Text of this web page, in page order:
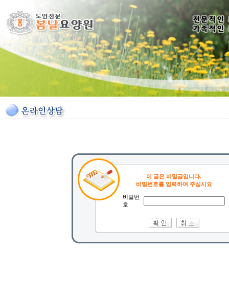
이 글은 비밀글입니다.
비밀번호를 입력하여 주십시요
비밀번
호